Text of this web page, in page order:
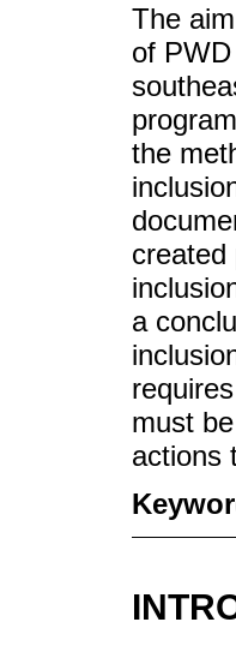
The
of
the
created
a
must
actions